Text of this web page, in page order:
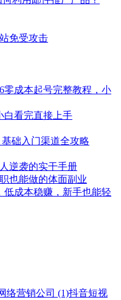
免受攻击
零成本起号完整教程，小
白看完直接上手
础入门渠道全攻略
逆袭的实干手册
也能做的体面副业
成本稳赚，新手也能轻
络营销公司 (1)抖音短视